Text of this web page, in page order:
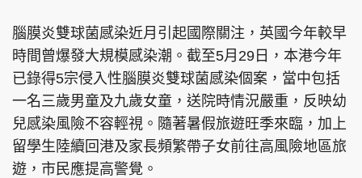
東周刊 cazbuyer 東Touch
PCM 電腦廣場 星島頭條 星島日報
腦膜炎雙球菌感染近月引起國際關注，英國今年較早
時間曾爆發大規模感染潮。截至5月29日，本港今年
已錄得5宗侵入性腦膜炎雙球菌感染個案，當中包括
一名三歲男童及九歲女童，送院時情況嚴重，反映幼
兒感染風險不容輕視。隨著暑假旅遊旺季來臨，加上
留學生陸續回港及家長頻繁帶子女前往高風險地區旅
遊，市民應提高警覺。